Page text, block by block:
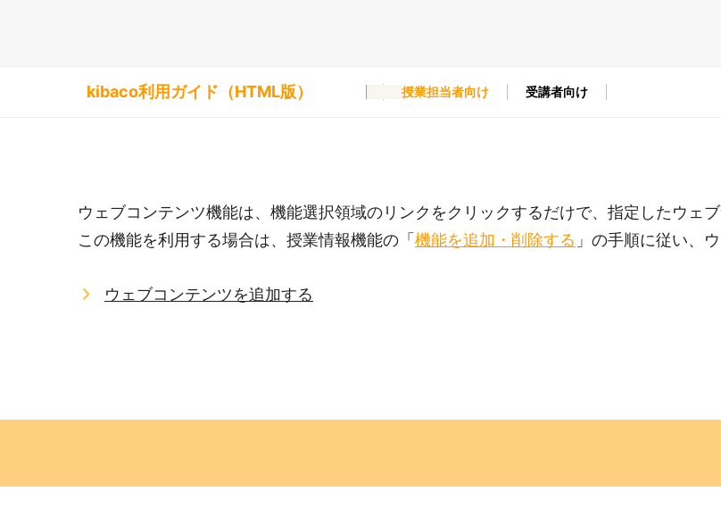
kibaco利用ガイド（HTML版） 授業担当者向け 受講者向け
ウェブコンテンツ機能は、機能選択領域のリンクをクリックするだけで、指定したウェ
この機能を利用する場合は、授業情報機能の「 機能を追加・削除する 」の手順に従い、
ウェブコンテンツを追加する